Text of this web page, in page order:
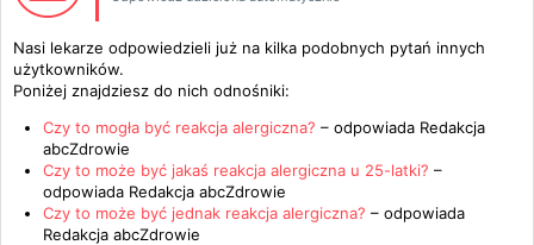
Nasi lekarze odpowiedzieli już na kilka podobnych pytań innych
użytkowników.
Poniżej znajdziesz do nich odnośniki:
Czy to mogła być reakcja alergiczna? – odpowiada Redakcja
abcZdrowie
Czy to może być jakaś reakcja alergiczna u 25-latki? –
odpowiada Redakcja abcZdrowie
Czy to może być jednak reakcja alergiczna? – odpowiada
Redakcja abcZdrowie